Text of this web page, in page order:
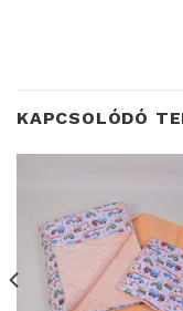
KAPCSOLÓDÓ